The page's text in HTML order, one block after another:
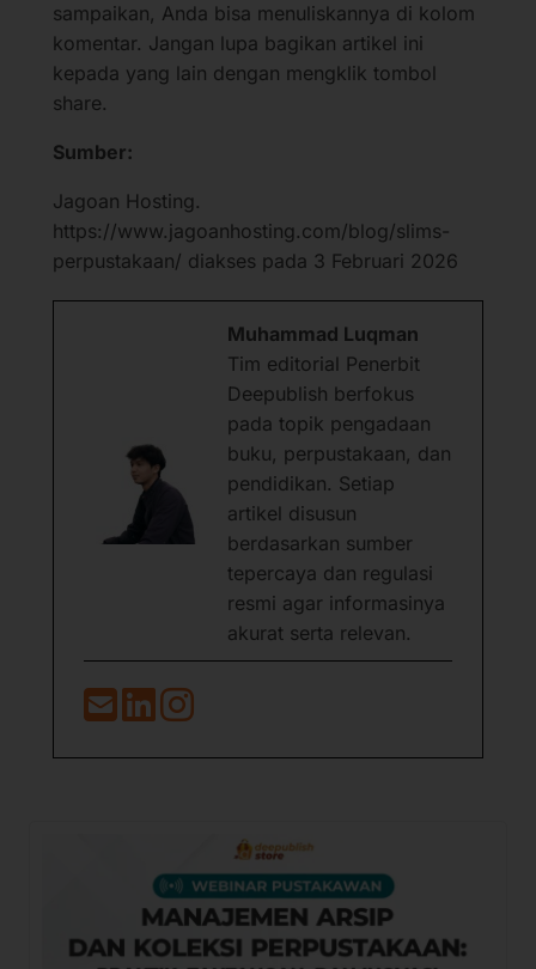
sampaikan, Anda bisa menuliskannya di kolom
komentar. Jangan lupa bagikan artikel ini
kepada yang lain dengan mengklik tombol
share.
Sumber:
Jagoan Hosting.
https://www.jagoanhosting.com/blog/slims-
perpustakaan/ diakses pada 3 Februari 2026
Muhammad Luqman
Tim editorial Penerbit
Deepublish berfokus
pada topik pengadaan
buku, perpustakaan, dan
pendidikan. Setiap
artikel disusun
berdasarkan sumber
tepercaya dan regulasi
resmi agar informasinya
akurat serta relevan.